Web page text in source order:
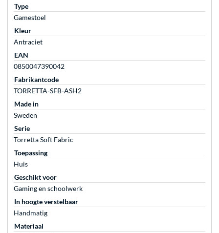
Type
Gamestoel
Kleur
Antraciet
EAN
0850047390042
Fabrikantcode
TORRETTA-SFB-ASH2
Made in
Sweden
Serie
Torretta Soft Fabric
Toepassing
Huis
Geschikt voor
Gaming en schoolwerk
In hoogte verstelbaar
Handmatig
Materiaal